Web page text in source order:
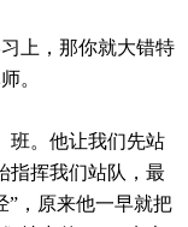
上，那你就大错特
。
班。他让我们先站
指挥我们站队，最
”，原来他一早就把